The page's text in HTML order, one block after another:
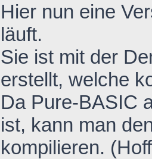
Hier nun eine
läuft.
Sie ist mit der
erstellt, welche
Da Pure-BASIC
ist, kann man
kompilieren.